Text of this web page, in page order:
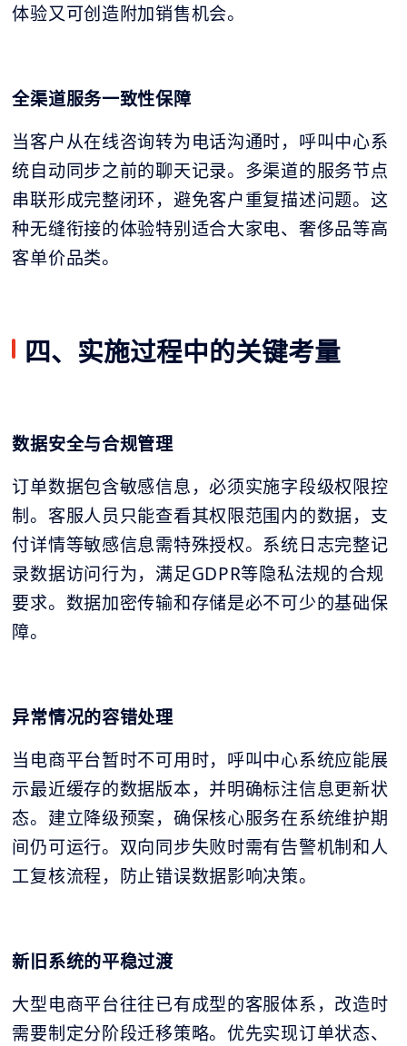
体验又可创造附加销售机会。
全渠道服务一致性保障
当客户从在线咨询转为电话沟通时，呼叫中心系
统自动同步之前的聊天记录。多渠道的服务节点
串联形成完整闭环，避免客户重复描述问题。这
种无缝衔接的体验特别适合大家电、奢侈品等高
客单价品类。
四、实施过程中的关键考量
数据安全与合规管理
订单数据包含敏感信息，必须实施字段级权限控
制。客服人员只能查看其权限范围内的数据，支
付详情等敏感信息需特殊授权。系统日志完整记
录数据访问行为，满足GDPR等隐私法规的合规
要求。数据加密传输和存储是必不可少的基础保
障。
异常情况的容错处理
当电商平台暂时不可用时，呼叫中心系统应能展
示最近缓存的数据版本，并明确标注信息更新状
态。建立降级预案，确保核心服务在系统维护期
间仍可运行。双向同步失败时需有告警机制和人
工复核流程，防止错误数据影响决策。
新旧系统的平稳过渡
大型电商平台往往已有成型的客服体系，改造时
需要制定分阶段迁移策略。优先实现订单状态、